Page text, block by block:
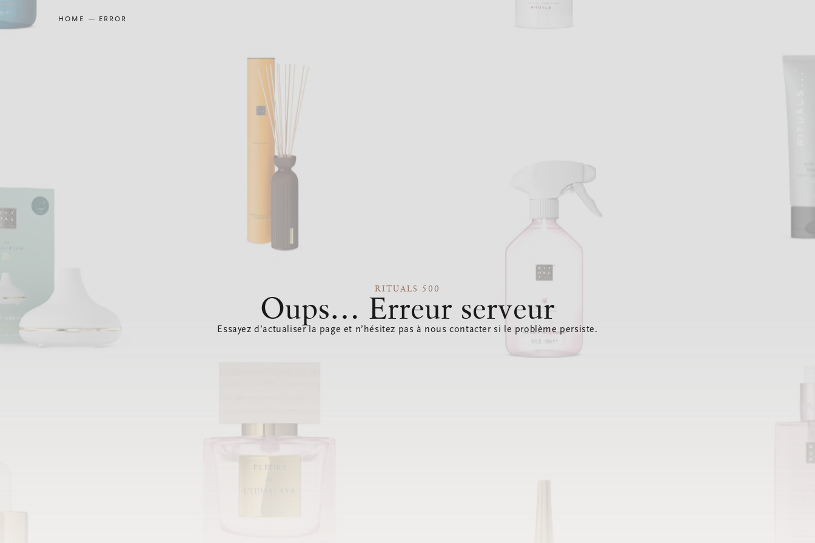
HOME ERROR
RITUALS 500
Oups… Erreur serveur
Essayez d’actualiser la page et n’hésitez pas à nous contacter si le problème persiste.